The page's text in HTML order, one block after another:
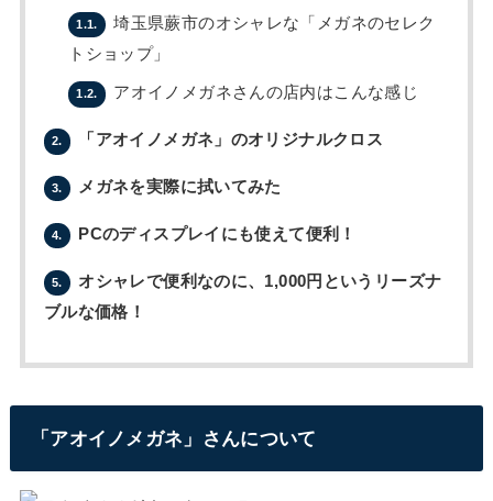
1.1.
埼玉県蕨市のオシャレな「メガネのセレク
トショップ」
1.2. アオイノメガネさんの店内はこんな感じ
2. 「アオイノメガネ」のオリジナルクロス
3. メガネを実際に拭いてみた
4. PCのディスプレイにも使えて便利！
5.
オシャレで便利なのに、1,000円というリーズナ
ブルな価格！
「アオイノメガネ」さんについて